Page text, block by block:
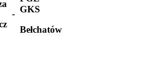
- GKS
Bełchatów